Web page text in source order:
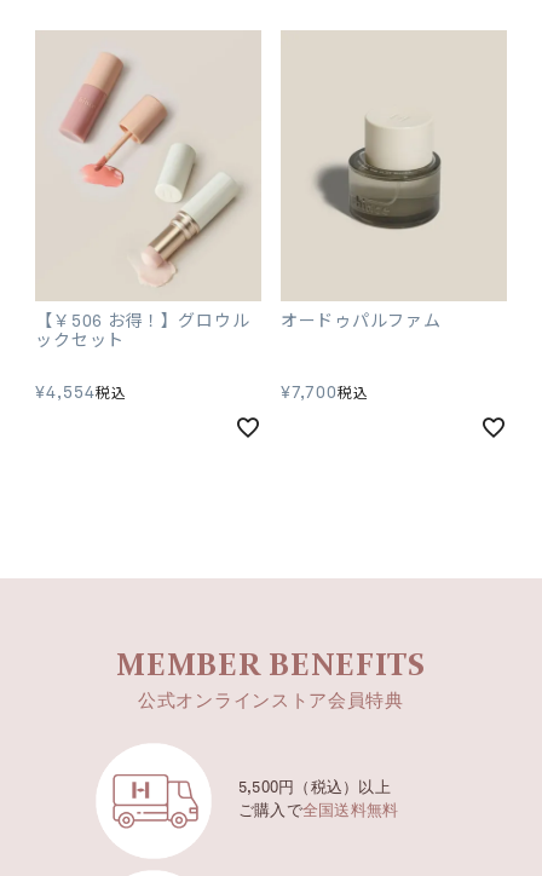
【￥506 お得！】グロウル
ックセット
¥4,554税込
オードゥパルファム
¥7,700税込
MEMBER BENEFITS
公式オンラインストア会員特典
5,500円（税込）以上
ご購入で全国送料無料